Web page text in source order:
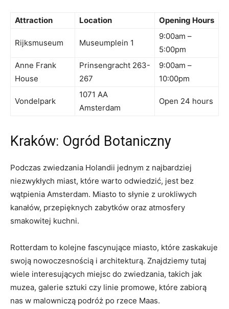
Attraction Location Opening Hours
Rijksmuseum Museumplein 1
9:00am –
5:00pm
Anne Frank
House
Prinsengracht 263-
267
9:00am –
10:00pm
Vondelpark
1071 AA
Amsterdam
Open 24‌ hours
Kraków: Ogród Botaniczny
Podczas zwiedzania ‌Holandii jednym z najbardziej
niezwykłych miast, które warto odwiedzić, jest bez
⁤wątpienia Amsterdam. Miasto to słynie ‌z urokliwych
kanałów, przepięknych zabytków oraz atmosfery
smakowitej⁢ kuchni.
Rotterdam to kolejne ⁤fascynujące miasto, które zaskakuje
swoją‍ nowoczesnością‌ i architekturą. Znajdziemy tutaj
‌wiele interesujących miejsc do zwiedzania, takich⁤ jak​
muzea, galerie sztuki czy ​linie promowe, które zabiorą
nas ⁢w malowniczą podróż po​ rzece Maas.